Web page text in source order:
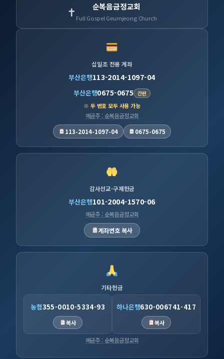
✝ 순복음금정교회
Full Gospel Geumjeong Church
십일조 전용 계좌
부산은행113-2014-1097-04
부산은행0675-0675 간편
※ 두 번호 모두 사용 가능
예금주 : 순복음금정교회
113-2014-1097-04
0675-0675
감사선교·구제헌금
부산은행101-2004-1570-06
예금주 : 순복음금정교회
계좌번호 복사
기타헌금
농협355-0010-5334-93
복사
하나은행630-006741-417
복사
예금주 : 순복음금정교회